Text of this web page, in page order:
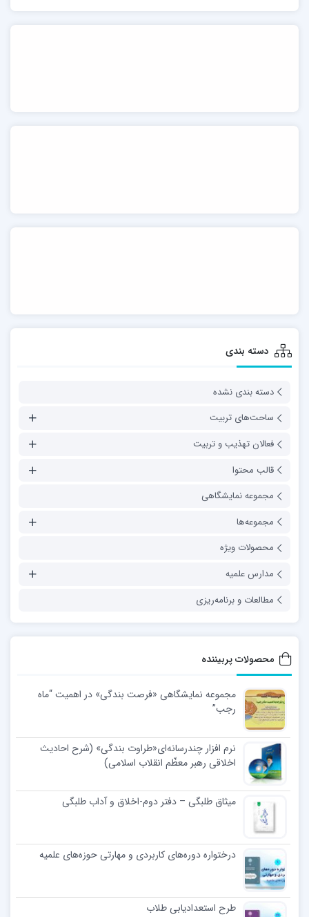
دسته بندی
دسته بندی نشده
ساحت‌های تربیت
فعالان تهذیب و تربیت
قالب محتوا
مجموعه نمایشگاهی
مجموعه‌ها
محصولات ویژه
مدارس علمیه
مطالعات و برنامه‌ریزی
محصولات پربیننده
مجموعه نمایشگاهی «فرصت بندگی» در اهمیت “ماه
رجب”
نرم افزار چندرسانه‌ای«طراوت بندگی» (شرح احادیث
اخلاقی رهبر معظّم انقلاب اسلامی)
میثاق طلبگی – دفتر دوم-اخلاق و آداب طلبگی
درختواره دوره‌های کاربردی و مهارتی حوزه‌های علمیه
طرح استعدادیابی طلاب